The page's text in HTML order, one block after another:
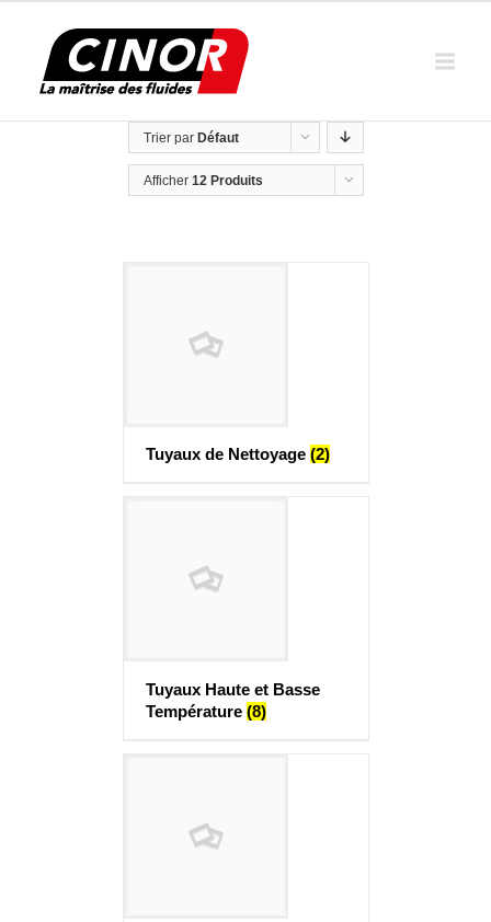
Trier par Défaut
Afficher 12 Produits
Tuyaux de Nettoyage (2)
Tuyaux Haute et Basse
Température (8)